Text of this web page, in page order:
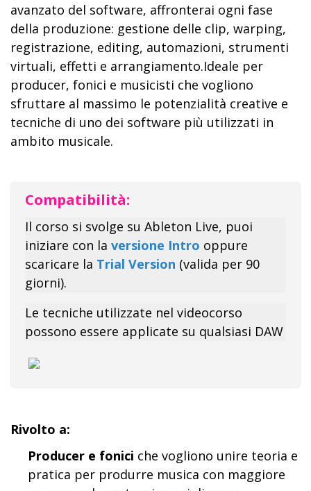
avanzato del software, affronterai ogni fase
della produzione: gestione delle clip, warping,
registrazione, editing, automazioni, strumenti
virtuali, effetti e arrangiamento.Ideale per
producer, fonici e musicisti che vogliono
sfruttare al massimo le potenzialità creative e
tecniche di uno dei software più utilizzati in
ambito musicale.
Compatibilità:
Il corso si svolge su Ableton Live, puoi
iniziare con la versione Intro oppure
scaricare la Trial Version (valida per 90
giorni).
Le tecniche utilizzate nel videocorso
possono essere applicate su qualsiasi DAW
Rivolto a:
Producer e fonici che vogliono unire teoria e
pratica per produrre musica con maggiore